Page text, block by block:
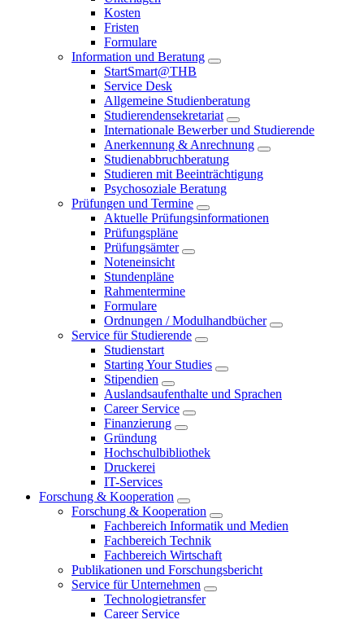
Kosten
Fristen
Formulare
Information und Beratung
StartSmart@THB
Service Desk
Allgemeine Studienberatung
Studierendensekretariat
Internationale Bewerber und Studierende
Anerkennung & Anrechnung
Studienabbruchberatung
Studieren mit Beeinträchtigung
Psychosoziale Beratung
Prüfungen und Termine
Aktuelle Prüfungsinformationen
Prüfungspläne
Prüfungsämter
Noteneinsicht
Stundenpläne
Rahmentermine
Formulare
Ordnungen / Modulhandbücher
Service für Studierende
Studienstart
Starting Your Studies
Stipendien
Auslandsaufenthalte und Sprachen
Career Service
Finanzierung
Gründung
Hochschulbibliothek
Druckerei
IT-Services
Forschung & Kooperation
Forschung & Kooperation
Fachbereich Informatik und Medien
Fachbereich Technik
Fachbereich Wirtschaft
Publikationen und Forschungsbericht
Service für Unternehmen
Technologietransfer
Career Service